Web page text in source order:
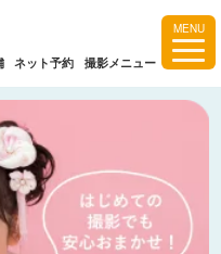
MENU
ネット予約 撮影メニュー